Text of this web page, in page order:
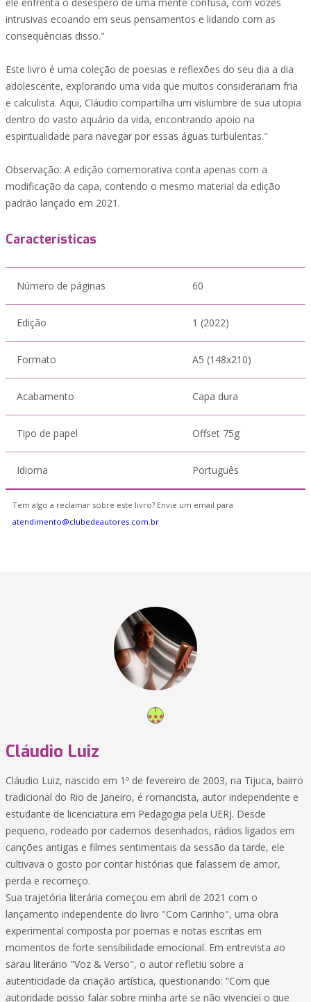
intrusivas ecoando em seus pensamentos e lidando com as
consequências disso."
Este livro é uma coleção de poesias e reflexões do seu dia a dia
adolescente, explorando uma vida que muitos considerariam fria
e calculista. Aqui, Cláudio compartilha um vislumbre de sua utopia
dentro do vasto aquário da vida, encontrando apoio na
espiritualidade para navegar por essas águas turbulentas."
Observação: A edição comemorativa conta apenas com a
modificação da capa, contendo o mesmo material da edição
padrão lançado em 2021.
Características
Número de páginas 60
Edição 1 (2022)
Formato A5 (148x210)
Acabamento Capa dura
Tipo de papel Offset 75g
Idioma Português
Tem algo a reclamar sobre este livro? Envie um email para
atendimento@clubedeautores.com.br
Cláudio Luiz
Cláudio Luiz, nascido em 1º de fevereiro de 2003, na Tijuca, bairro
tradicional do Rio de Janeiro, é romancista, autor independente e
estudante de licenciatura em Pedagogia pela UERJ. Desde
pequeno, rodeado por cadernos desenhados, rádios ligados em
canções antigas e filmes sentimentais da sessão da tarde, ele
cultivava o gosto por contar histórias que falassem de amor,
perda e recomeço.
Sua trajetória literária começou em abril de 2021 com o
lançamento independente do livro "Com Carinho", uma obra
experimental composta por poemas e notas escritas em
momentos de forte sensibilidade emocional. Em entrevista ao
sarau literário "Voz & Verso", o autor refletiu sobre a
autenticidade da criação artística, questionando: “Com que
autoridade posso falar sobre minha arte se não vivenciei o que